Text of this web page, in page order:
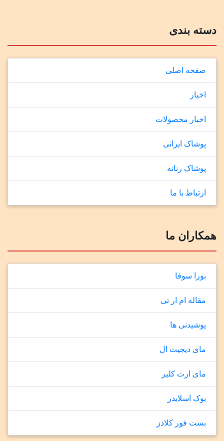
دسته بندی
صفحه اصلی
اخبار
اخبار محصولات
پوشاک ایرانی
پوشاک رنانه
ارتباط با ما
همکاران ما
بورا سوفا
مقاله ام ار تی
پوشیدنی ها
مای دیجیت ال
مای ارت کلیر
بوک اسلایدر
بست فور کلادز